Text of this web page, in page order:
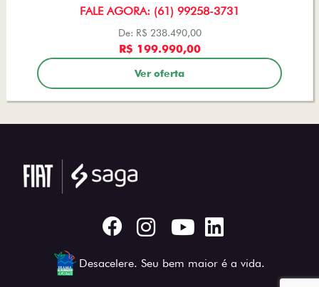
FALE AGORA: (61) 99258-3731
De: R$ 238.490,00
R$ 199.990,00
Ver oferta
Desacelere. Seu bem maior é a vida.